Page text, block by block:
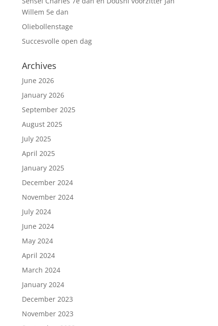
Willem 5e dan
Oliebollenstage
Succesvolle open dag
Archives
June 2026
January 2026
September 2025
August 2025
July 2025
April 2025
January 2025
December 2024
November 2024
July 2024
June 2024
May 2024
April 2024
March 2024
January 2024
December 2023
November 2023